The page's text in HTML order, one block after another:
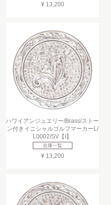
¥ 13,200
ハワイアンジュエリー/Brass/ストー
ン付きイニシャルゴルフマーカーL/
L0002/SV【I】
在庫一覧
¥ 13,200